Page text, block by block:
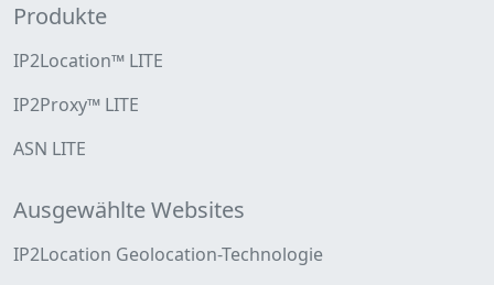
Produkte
IP2Location™ LITE
IP2Proxy™ LITE
ASN LITE
Ausgewählte Websites
IP2Location Geolocation-Technologie